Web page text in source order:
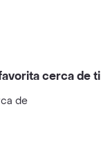
cerca de ti
de